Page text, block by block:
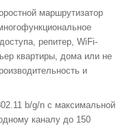
маршрутизатор
репитер, WiFi-
квартиры, дома или не
и
b/g/n с максимальной
каналу до 150